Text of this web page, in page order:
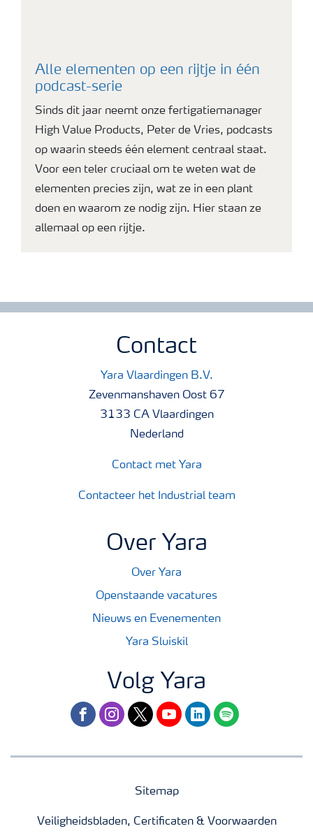
Alle elementen op een rijtje in één
podcast-serie
Sinds dit jaar neemt onze fertigatiemanager
High Value Products, Peter de Vries, podcasts
op waarin steeds één element centraal staat.
Voor een teler cruciaal om te weten wat de
elementen precies zijn, wat ze in een plant
doen en waarom ze nodig zijn. Hier staan ze
allemaal op een rijtje.
Contact
Yara Vlaardingen B.V.
Zevenmanshaven Oost 67
3133 CA Vlaardingen
Nederland
Contact met Yara
Contacteer het Industrial team
Over Yara
Over Yara
Openstaande vacatures
Nieuws en Evenementen
Yara Sluiskil
Volg Yara
facebookinstagram
twitteryoutubelinkedinspotify
Sitemap
Veiligheidsbladen, Certificaten & Voorwaarden